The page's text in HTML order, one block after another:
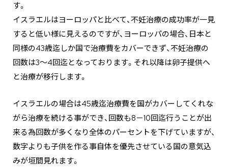
す。
イスラエルはヨーロッパと比べて、不妊治療の成功率が一見
すると低い様に見えるのですが、ヨーロッパの場合、日本と
同様の43歳迄しか国で治療費をカバーできず、不妊治療の
回数は3～4回迄となっております。それ以降は卵子提供へ
と治療が移行します。
イスラエルの場合は45歳迄治療費を国がカバーしてくれな
がら治療を続ける事ができ、回数も8－10回迄行うことが出
来る為回数が多くなり全体のパーセントを下げていますが、
数字よりも子供を作る事自体を優先させている国の意気込
みが垣間見れます。